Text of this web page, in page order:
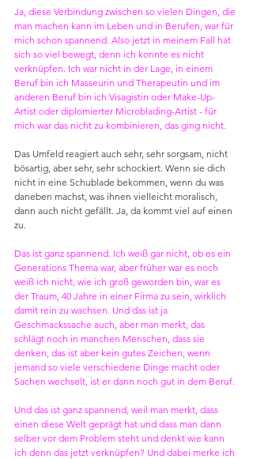
Ja, diese Verbindung zwischen so vielen Dingen, die
man machen kann im Leben und in Berufen, war für
mich schon spannend. Also jetzt in meinem Fall hat
sich so viel bewegt, denn ich konnte es nicht
verknüpfen. Ich war nicht in der Lage, in einem
Beruf bin ich Masseurin und Therapeutin und im
anderen Beruf bin ich Visagistin oder Make-Up-
Artist oder diplomierter Microblading-Artist - für
mich war das nicht zu kombinieren, das ging nicht.
Das Umfeld reagiert auch sehr, sehr sorgsam, nicht
bösartig, aber sehr, sehr schockiert. Wenn sie dich
nicht in eine Schublade bekommen, wenn du was
daneben machst, was ihnen vielleicht moralisch,
dann auch nicht gefällt. Ja, da kommt viel auf einen
zu.
Das ist ganz spannend. Ich weiß gar nicht, ob es ein
Generations Thema war, aber früher war es noch
weiß ich nicht, wie ich groß geworden bin, war es
der Traum, 40 Jahre in einer Firma zu sein, wirklich
damit rein zu wachsen. Und das ist ja
Geschmackssache auch, aber man merkt, das
schlägt noch in manchen Menschen, dass sie
denken, das ist aber kein gutes Zeichen, wenn
jemand so viele verschiedene Dinge macht oder
Sachen wechselt, ist er dann noch gut in dem Beruf.
Und das ist ganz spannend, weil man merkt, dass
einen diese Welt geprägt hat und dass man dann
selber vor dem Problem steht und denkt wie kann
ich denn das jetzt verknüpfen? Und dabei merke ich